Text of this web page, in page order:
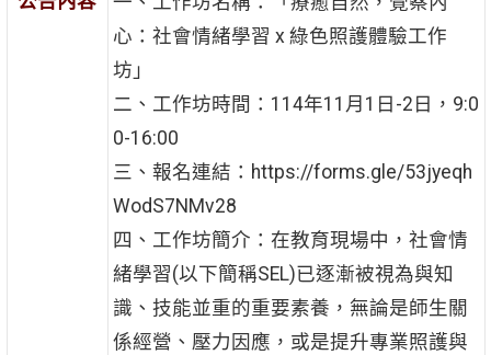
心：社會情緒學習 x 綠色照護體驗工作
坊」
二、工作坊時間：114年11月1日-2日，9:0
0-16:00
三、報名連結：https://forms.gle/53jyeqh
WodS7NMv28
四、工作坊簡介：在教育現場中，社會情
緒學習(以下簡稱SEL)已逐漸被視為與知
識、技能並重的重要素養，無論是師生關
係經營、壓力因應，或是提升專業照護與